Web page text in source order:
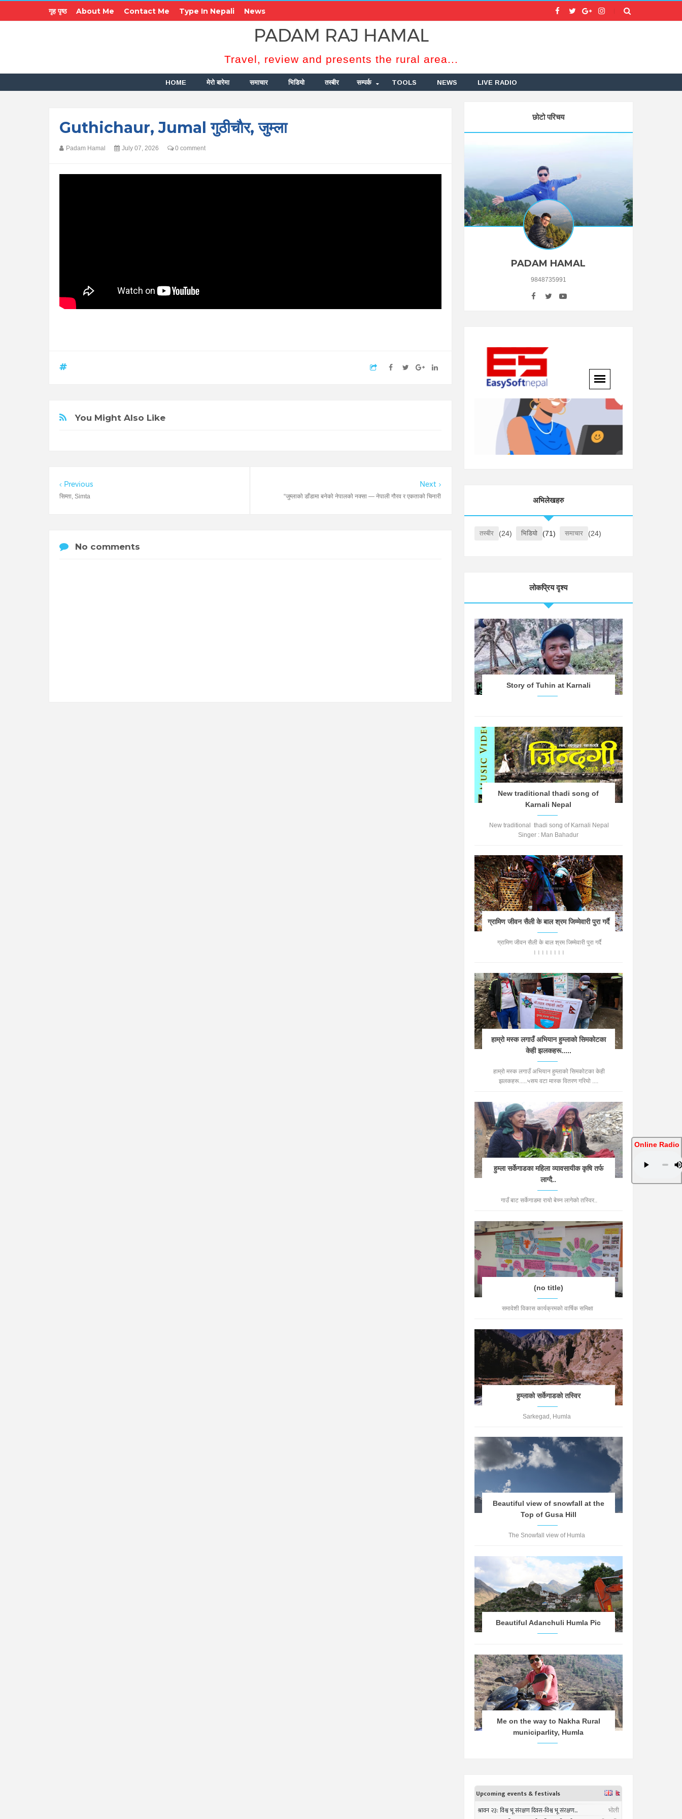
Online Radio
गृह पृष्ठ About Me Contact Me Type In Nepali News
PADAM RAJ HAMAL
Travel, review and presents the rural area...
HOME मेरो बारेमा समाचार भिडियो तस्बीर सम्पर्क TOOLS NEWS LIVE RADIO
Guthichaur, Jumal गुठीचाैर, जुम्ला
Padam Hamal July 07, 2026 0 comment
You Might Also Like
Next
“जुम्लाको डाँडामा बनेको नेपालको नक्सा — नेपाली गौरव र एकताको चिनारी
Previous
सिम्ता, Simta
No comments
छोटो परिचय
PADAM HAMAL
9848735991
अभिलेखहरु
तस्बीर (24) भिडियो (71) समाचार (24)
लोकप्रिय दृश्य
Story of Tuhin at Karnali
New traditional thadi song of
Karnali Nepal
New traditional thadi song of Karnali Nepal
Singer : Man Bahadur
ग्रामिण जीवन सैली के बाल श्रम जिम्मेवारी पुरा गर्दै
ग्रामिण जीवन सैली के बाल श्रम जिम्मेवारी पुरा गर्दै
।।।।।।।।
हाम्रो मस्क लगाउँ अभियान हुम्लाको सिमकोटका
केही झलकहरू.....
हाम्रो मस्क लगाउँ अभियान हुम्लाको सिमकोटका केही
झलकहरू.....५सय वटा मास्क वितरण गरियो ....
हुम्ला सर्केगाडका महिला व्यावसायीक कृषि तर्फ
लाग्दै..
गाउँ बाट सर्केगाडमा रायो बेच्न लागेको तस्विर..
(no title)
समावेशी विकास कार्यक्रमको वार्षिक समिक्षा
हुम्लाको सर्केगाडको तस्विर
Sarkegad, Humla
Beautiful view of snowfall at the
Top of Gusa Hill
The Snowfall view of Humla
Beautiful Adanchuli Humla Pic
Me on the way to Nakha Rural
municiparlity, Humla